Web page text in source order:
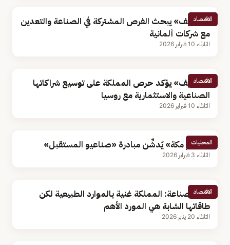
الاقتصاد
«الخريّف» يبحث الفرص المشتركة في الصناعة والتعدين
مع شركات ألمانية
الثلاثاء 10 فبراير 2026
الاقتصاد
«الخريّف» يؤكد حرص المملكة على توسيع شراكاتها
الصناعية والاستثمارية مع روسيا
الثلاثاء 10 فبراير 2026
المحليات
«تعليم مكة» يُدشِّن مبادرة «صناعيو المستقبل»
الثلاثاء 3 فبراير 2026
الاقتصاد
وزير الصناعة: المملكة غنية بالموارد الطبيعية لكن
طاقاتها الشابة هي المورد الأهم
الثلاثاء 20 يناير 2026